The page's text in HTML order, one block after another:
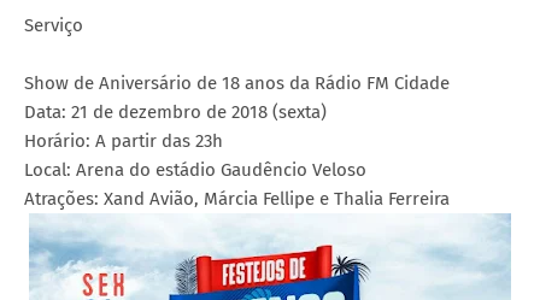
Serviço
Show de Aniversário de 18 anos da Rádio FM Cidade
Data: 21 de dezembro de 2018 (sexta)
Horário: A partir das 23h
Local: Arena do estádio Gaudêncio Veloso
Atrações: Xand Avião, Márcia Fellipe e Thalia Ferreira